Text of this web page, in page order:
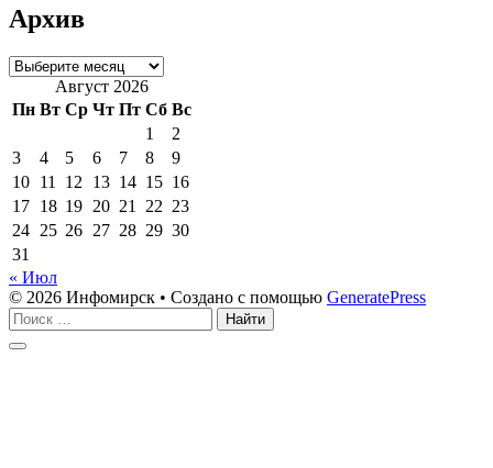
Архив
Архив
Август 2026
Пн Вт Ср Чт Пт Сб Вс
1
2
3
4 5 6 7 8
9
10 11 12 13 14 15 16
17 18 19 20 21 22 23
24 25 26 27 28 29 30
31
« Июл
© 2026 Инфомирск • Создано с помощью GeneratePress
Поиск:
Закрыть